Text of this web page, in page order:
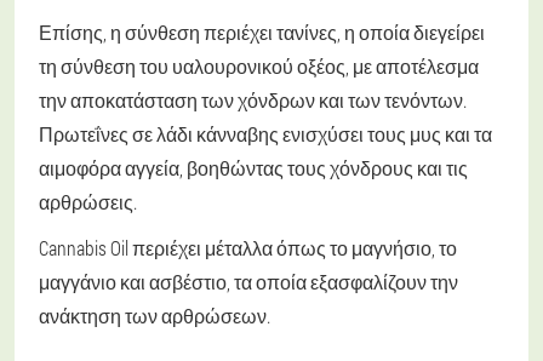
Επίσης, η σύνθεση περιέχει τανίνες, η οποία διεγείρει
τη σύνθεση του υαλουρονικού οξέος, με αποτέλεσμα
την αποκατάσταση των χόνδρων και των τενόντων.
Πρωτεΐνες σε λάδι κάνναβης ενισχύσει τους μυς και τα
αιμοφόρα αγγεία, βοηθώντας τους χόνδρους και τις
αρθρώσεις.
Cannabis Oil περιέχει μέταλλα όπως το μαγνήσιο, το
μαγγάνιο και ασβέστιο, τα οποία εξασφαλίζουν την
ανάκτηση των αρθρώσεων.